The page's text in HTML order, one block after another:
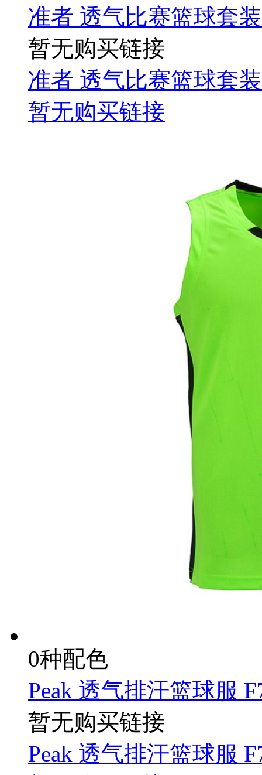
准者 透气比赛篮球套
暂无购买链接
准者 透气比赛篮球套
暂无购买链接
0种配色
Peak 透气排汗篮球服
暂无购买链接
Peak 透气排汗篮球服